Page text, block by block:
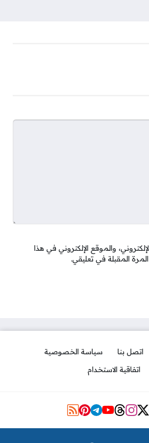
والموقع الإلكتروني في هذا
المقبلة في تعليقي.
اتصل بنا
سياسة الخصوصية
اتفاقية الاستخدام
Social Links